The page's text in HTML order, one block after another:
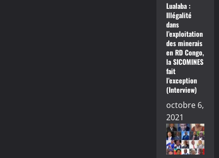
Lualaba :
Illégalité
dans
l’exploitation
des minerais
en RD Congo,
la SICOMINES
fait
l’exception
(Interview)
octobre 6,
2021